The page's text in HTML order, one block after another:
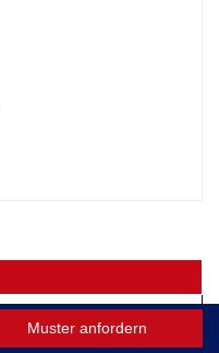
Muster anfordern